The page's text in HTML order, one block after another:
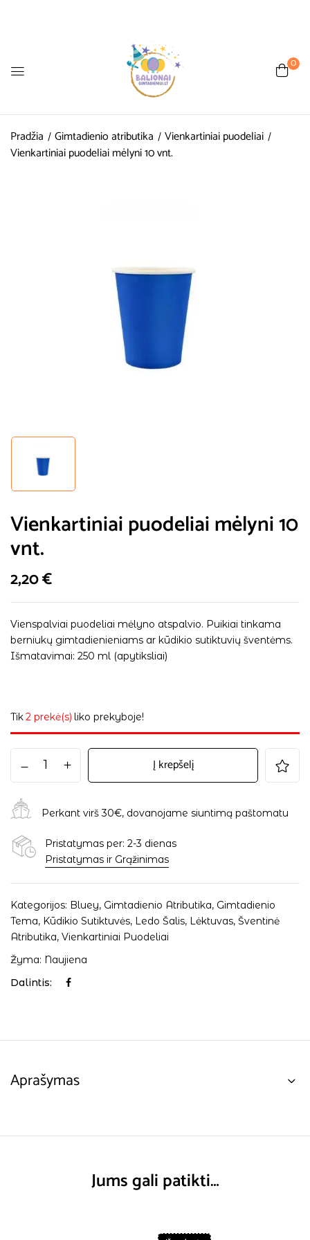
0
Pradžia Gimtadienio atributika
Vienkartiniai puodeliai
Vienkartiniai puodeliai mėlyni 10 vnt.
Vienkartiniai puodeliai mėlyni 10
vnt.
2,20€
Vienspalviai puodeliai mėlyno atspalvio. Puikiai tinkama
berniukų gimtadienieniams ar kūdikio sutiktuvių šventėms.
Išmatavimai: 250 ml (apytiksliai)
Tik2 prekė(s) liko prekyboje!
Į krepšelį
Perkant virš 30€, dovanojame siuntimą paštomatu
Pristatymas per: 2-3 dienas
Pristatymas ir Grąžinimas
Kategorijos: Bluey, Gimtadienio Atributika, Gimtadienio
Tema, Kūdikio Sutiktuvės, Ledo Šalis, Lėktuvas, Šventinė
Atributika, Vienkartiniai Puodeliai
Žyma: Naujiena
Dalintis:
Aprašymas
Jums gali patikti…